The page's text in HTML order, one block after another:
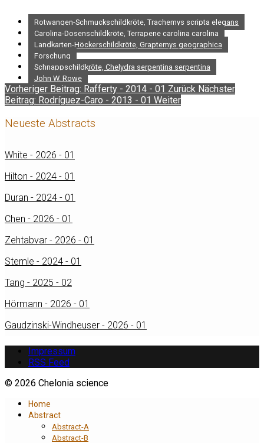
Rotwangen-Schmuckschildkröte, Trachemys scripta elegans
Carolina-Dosenschildkröte, Terrapene carolina carolina
Landkarten-Höckerschildkröte, Graptemys geographica
Forschung
Schnappschildkröte, Chelydra serpentina serpentina
John W. Rowe
Vorheriger Beitrag: Rafferty - 2014 - 01 Zurück Nächster
Beitrag: Rodríguez-Caro - 2013 - 01 Weiter
Neueste Abstracts
White - 2026 - 01
Hilton - 2024 - 01
Duran - 2024 - 01
Chen - 2026 - 01
Zehtabvar - 2026 - 01
Stemle - 2024 - 01
Tang - 2025 - 02
Hörmann - 2026 - 01
Gaudzinski-Windheuser - 2026 - 01
Impressum
RSS Feed
© 2026 Chelonia science
Home
Abstract
Abstract-A
Abstract-B